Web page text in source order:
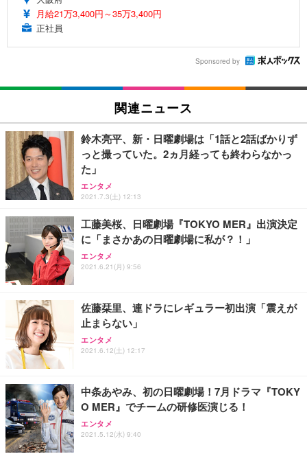
月給21万3,400円～35万3,400円
正社員
Sponsored by
関連ニュース
鈴木亮平、新・日曜劇場は「1話と2話ばかりず
っと撮っていた。2ヵ月経っても終わらなかっ
た」
エンタメ
2021.7.3(土) 12:13
工藤美桜、日曜劇場『TOKYO MER』出演決定
に「まさかあの日曜劇場に私が？！」
エンタメ
2021.6.21(月) 9:56
佐藤栞里、連ドラにレギュラー初出演「震えが
止まらない」
エンタメ
2021.6.12(土) 12:17
中条あやみ、初の日曜劇場！7月ドラマ『TOKY
O MER』でチームの研修医演じる！
エンタメ
2021.5.12(水) 9:40